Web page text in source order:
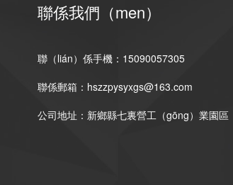
聯係我們（men）
聯（lián）係手機：15090057305
聯係郵箱：hszzpysyxgs@163.com
公司地址：新鄉縣七裏營工（gōng）業園區